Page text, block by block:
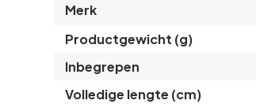
Merk
Productgewicht (g)
Inbegrepen
Volledige lengte (cm)